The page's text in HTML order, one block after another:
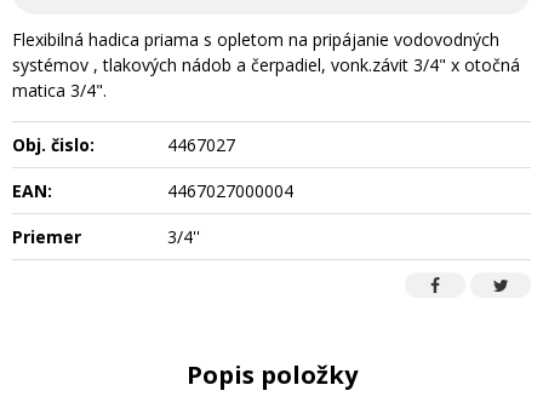
Flexibilná hadica priama s opletom na pripájanie vodovodných
systémov , tlakových nádob a čerpadiel, vonk.závit 3/4" x otočná
matica 3/4".
Obj. čislo:
4467027
EAN:
4467027000004
Priemer
3/4''
Popis položky